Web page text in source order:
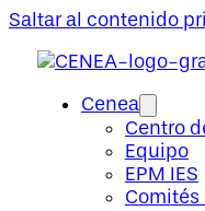
Saltar al contenido
Cenea
Centro
Equipo
EPM IES